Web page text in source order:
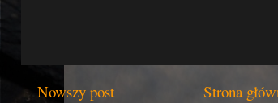
Nowszy post Strona